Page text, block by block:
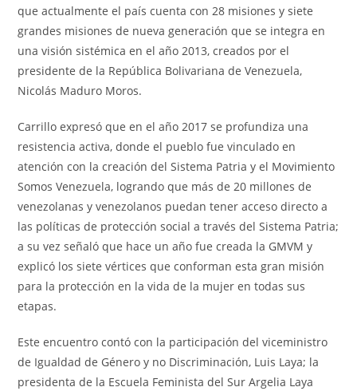
que actualmente el país cuenta con 28 misiones y siete
grandes misiones de nueva generación que se integra en
una visión sistémica en el año 2013, creados por el
presidente de la República Bolivariana de Venezuela,
Nicolás Maduro Moros.
Carrillo expresó que en el año 2017 se profundiza una
resistencia activa, donde el pueblo fue vinculado en
atención con la creación del Sistema Patria y el Movimiento
Somos Venezuela, logrando que más de 20 millones de
venezolanas y venezolanos puedan tener acceso directo a
las políticas de protección social a través del Sistema Patria;
a su vez señaló que hace un año fue creada la GMVM y
explicó los siete vértices que conforman esta gran misión
para la protección en la vida de la mujer en todas sus
etapas.
Este encuentro contó con la participación del viceministro
de Igualdad de Género y no Discriminación, Luis Laya; la
presidenta de la Escuela Feminista del Sur Argelia Laya